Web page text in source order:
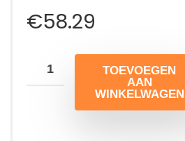
€58.29
TOEVOEGEN
AAN
WINKELWAGEN